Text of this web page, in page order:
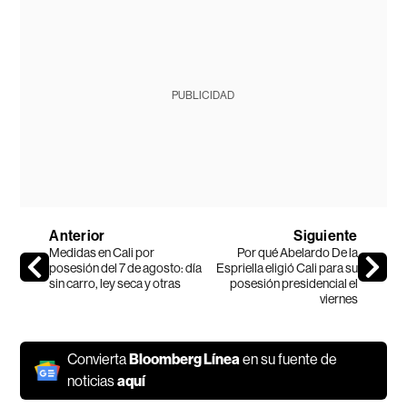
PUBLICIDAD
Anterior
Medidas en Cali por
posesión del 7 de agosto: día
sin carro, ley seca y otras
Siguiente
Por qué Abelardo De la
Espriella eligió Cali para su
posesión presidencial el
viernes
ConviertaBloomberg Líneaen su fuente de
noticiasaquí